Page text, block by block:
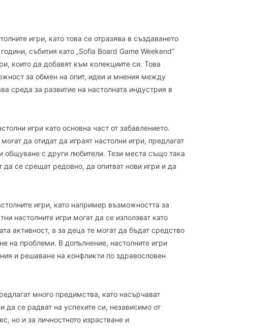
игри, като това се отразява в създаването
събития като „Sofia Board Game Weekend“
които да добавят към колекциите си. Това
за обмен на опит, идеи и мнения между
среда за развитие на настолната индустрия в
игри като основна част от забавлението.
да отидат да играят настолни игри, предлагат
с други любители. Тези места също така
да се срещат редовно, да опитват нови игри и да
игри, като например възможността за
настолните игри могат да се използват като
активност, а за деца те могат да бъдат средство
на проблеми. В допълнение, настолните игри
и решаване на конфликти по здравословен
много предимства, като насърчават
да се радват на успехите си, независимо от
но и за личностното израстване и